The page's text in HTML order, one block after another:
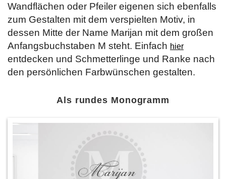
Wandflächen oder Pfeiler eigenen sich ebenfalls
zum Gestalten mit dem verspielten Motiv, in
dessen Mitte der Name Marijan mit dem großen
Anfangsbuchstaben M steht. Einfach hier
entdecken und Schmetterlinge und Ranke nach
den persönlichen Farbwünschen gestalten.
Als rundes Monogramm